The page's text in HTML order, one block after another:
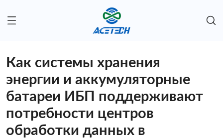
Как системы хранения
энергии и аккумуляторные
батареи ИБП поддерживают
потребности центров
обработки данных в